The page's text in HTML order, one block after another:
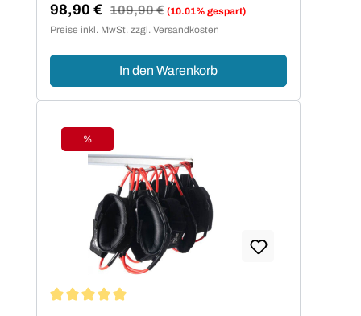
Verkaufspreis:
98,90 € Regulärer Preis:
109,90 € (10.01% gespart)
Preise inkl. MwSt. zzgl. Versandkosten
In den Warenkorb
Rabatt
%